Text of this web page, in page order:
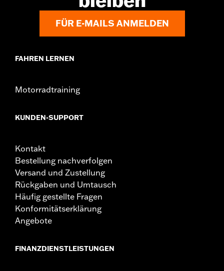
In Einheiten erhältlich:
Rechter und linker Handgriff, Installationsanleitung
FÜR E-MAILS ANMELDEN
FAHREN LERNEN
Motorradtraining
KUNDEN-SUPPORT
Kontakt
Bestellung nachverfolgen
Versand und Zustellung
Rückgaben und Umtausch
Häufig gestellte Fragen
Konformitätserklärung
Angebote
FINANZDIENSTLEISTUNGEN